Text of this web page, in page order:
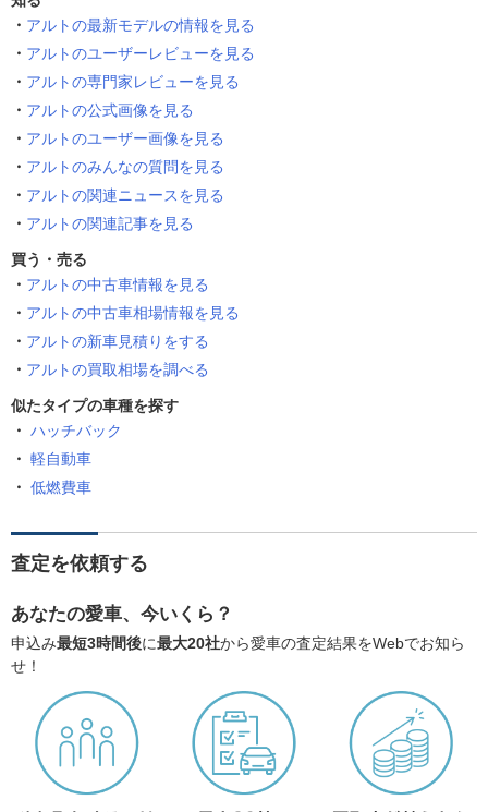
アルトの最新モデルの情報を見る
アルトのユーザーレビューを見る
アルトの専門家レビューを見る
アルトの公式画像を見る
アルトのユーザー画像を見る
アルトのみんなの質問を見る
アルトの関連ニュースを見る
アルトの関連記事を見る
買う・売る
アルトの中古車情報を見る
アルトの中古車相場情報を見る
アルトの新車見積りをする
アルトの買取相場を調べる
似たタイプの車種を探す
ハッチバック
軽自動車
低燃費車
査定を依頼する
あなたの愛車、今いくら？
申込み最短3時間後に最大20社から愛車の査定結果をWebでお知ら
せ！